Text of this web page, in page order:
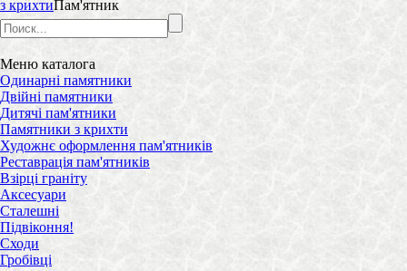
з крихтиПам'ятник
Меню каталога
Одинарні памятники
Двійні памятники
Дитячі пам'ятники
Памятники з крихти
Художнє оформлення пам'ятників
Реставрація пам'ятників
Взірці граніту
Аксесуари
Сталешні
Підвіконня!
Сходи
Гробівці